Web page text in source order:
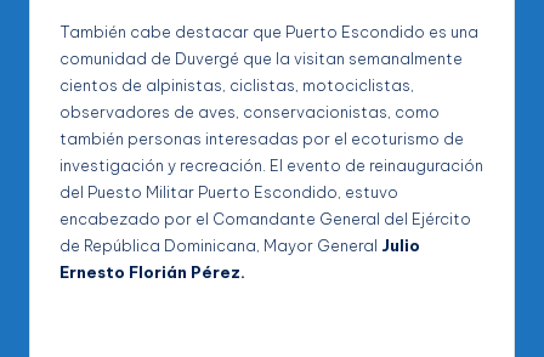
También cabe destacar que Puerto Escondido es una
comunidad de Duvergé que la visitan semanalmente
cientos de alpinistas, ciclistas, motociclistas,
observadores de aves, conservacionistas, como
también personas interesadas por el ecoturismo de
investigación y recreación. El evento de reinauguración
del Puesto Militar Puerto Escondido, estuvo
encabezado por el Comandante General del Ejército
de República Dominicana, Mayor General Julio
Ernesto Florián Pérez.